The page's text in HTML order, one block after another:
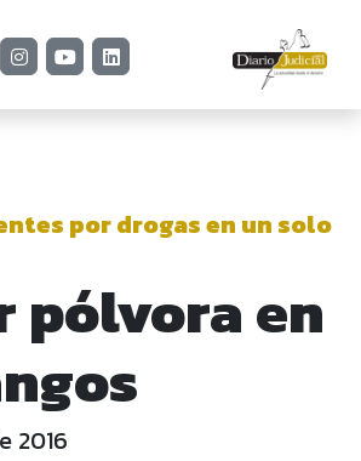
por drogas en un solo
pólvora en
2016